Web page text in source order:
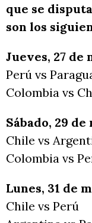
que se
son los
Jueves, 27 de
Perú vs
Colombia vs
Sábado, 29 de
Chile vs
Colombia vs
Lunes, 31 de
Chile vs Perú